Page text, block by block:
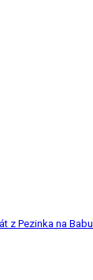
z Pezinka na Babu